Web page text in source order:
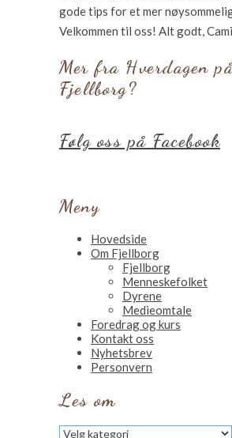
gode tips for et mer
Velkommen til oss! Alt godt,
Mer fra Hverdagen
Fjellborg?
Følg oss på Facebook
Meny
Hovedside
Om Fjellborg
Fjellborg
Menneskefolket
Dyrene
Medieomtale
Foredrag og kurs
Kontakt oss
Nyhetsbrev
Personvern
Les om
Les